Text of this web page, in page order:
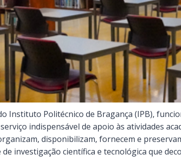
Instituto Politécnico de Bragança (IPB),
indispensável de apoio às atividades
disponibilizam, fornecem e
investigação científica e tecnológica que